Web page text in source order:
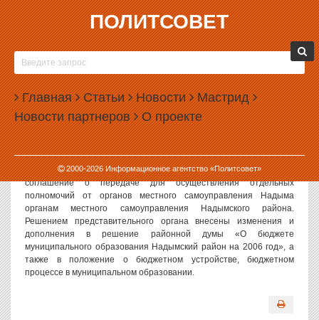
ПОЛИТСОВЕТ
Главная Статьи Новости Мастрид
Новости партнеров О проекте
2000-2026Информационное агентство «Политсовет»
29.05.2006, 11:01
«ЕДИНОРОСЫ» ДОБРАЛИСЬ ДО НАДЫМА
Политсовет, 29.05.2006. Фракция всероссийской политической
партии «Единая Россия» из 7 человек появилась в думе
Надымского района. В соответствии с регламентом районной
думы, народные избранники рассмотрели предложение одного
из депутатов и создали депутатское объединение. Об этом
сообщает пресс-служба администрации района.
Также депутаты Надымской районной думы утвердили
соглашение о передаче для осуществления отдельных
полномочий от органов местного самоуправления Надыма
органам местного самоуправления Надымского района.
Решением представительного органа внесены изменения и
дополнения в решение районной думы «О бюджете
муниципального образования Надымский район на 2006 год», а
также в положение о бюджетном устройстве, бюджетном
процессе в муниципальном образовании.